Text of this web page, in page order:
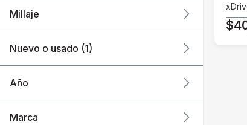
Millaje
Nuevo o usado (1)
Año
Marca